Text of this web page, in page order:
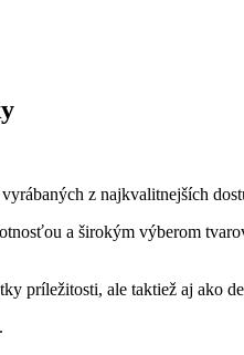
z najkvalitnejších
a širokým výberom
príležitosti, ale taktiež aj ako